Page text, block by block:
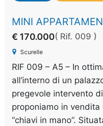
MINI
€ 170.000( Rif. 009 )
Scurelle
RIF 009 – A5 – In
all’interno di un
pregevole intervento
proponiamo in
“chiavi in mano”.